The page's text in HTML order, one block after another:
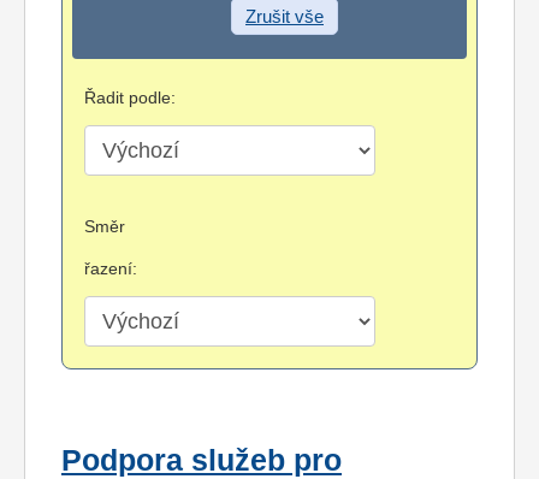
Zrušit vše
Řadit podle:
Směr
řazení:
Podpora služeb pro